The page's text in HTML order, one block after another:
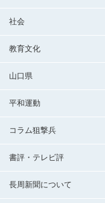
社会
教育文化
山口県
平和運動
コラム狙撃兵
書評・テレビ評
長周新聞について